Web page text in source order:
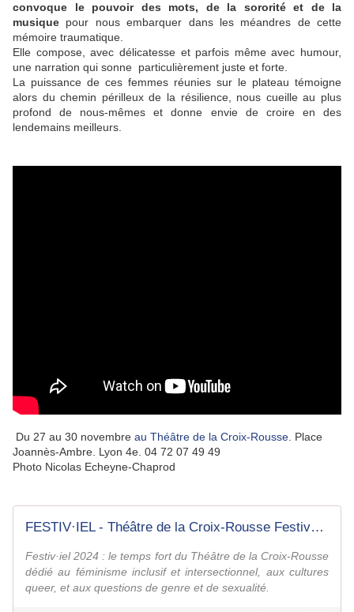
convoque le pouvoir des mots, de la sororité et de la
musique pour nous embarquer dans les méandres de cette
mémoire traumatique.
Elle compose, avec délicatesse et parfois même avec humour,
une narration qui sonne particulièrement juste et forte.
La puissance de ces femmes réunies sur le plateau témoigne
alors du chemin périlleux de la résilience, nous cueille au plus
profond de nous-mêmes et donne envie de croire en des
lendemains meilleurs.
Du 27 au 30 novembre au Théâtre de la Croix-Rousse. Place
Joannès-Ambre. Lyon 4e. 04 72 07 49 49
Photo Nicolas Echeyne-Chaprod
FESTIV·IEL - Théâtre de la Croix-Rousse Festival féministe et queer
Festiv·iel 2024 : le temps fort du Théâtre de la Croix-Rousse
dédié au féminisme inclusif et intersectionnel, aux cultures
queer, et aux questions de genre et de sexualité.